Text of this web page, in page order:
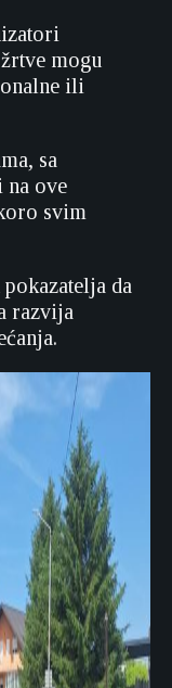
mogu
ili
sa
na ove
svim
da
razvija